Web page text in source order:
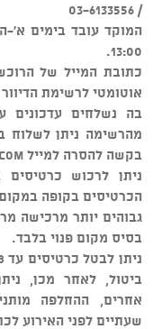
/ 03-6133556
13:00.
כתובת המייל של
אוטומטי לרשימת
בה נשלחים עדכונים
מהרשימה ניתן לשלוח
בקשה להסרה למייל
ניתן לרכוש
הכרטיסים בקופה
גבוהים יותר מרכישה
בסיס מקום פנוי בלבד.
ביטול, לאחר מכן,
אחרים, ההחלפה
שעתיים לפני האירוע